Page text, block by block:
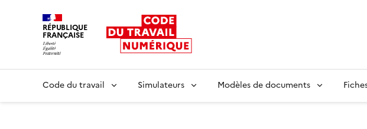
RÉPUBLIQUE
FRANÇAISE
Code du travail Simulateurs Modèles de documents